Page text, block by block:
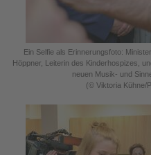
Ein Selfie als Erinnerungsfoto:
Höppner, Leiterin des Kinderhospizes,
neuen Musik- und
(© Viktoria Kühne/